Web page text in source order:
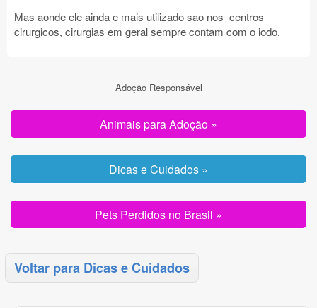
Mas aonde ele ainda e mais utilizado sao nos centros
cirurgicos, cirurgias em geral sempre contam com o iodo.
Adoção Responsável
Animais para Adoção »
Dicas e Cuidados »
Pets Perdidos no Brasil »
Voltar para Dicas e Cuidados